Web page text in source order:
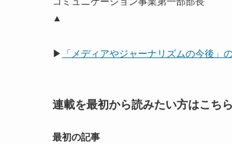
▲
▶ 「メディアやジャーナリズムの今後」
連載を最初から読みたい方はこちら
最初の記事